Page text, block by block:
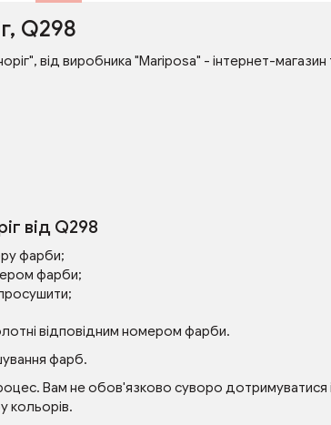
Q298
від виробника "Mariposa" - інтернет-магазин
від Q298
фарби;
фарби;
відповідним номером фарби.
фарб.
Вам не обов'язково суворо дотримуватися
кольорів.